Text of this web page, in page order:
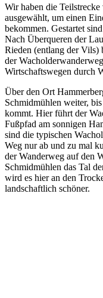
Wir haben die
ausgewählt, um einen
bekommen. Gestartet
Nach Überqueren der
Rieden (entlang der
der
Wirtschaftswegen durch
Über den Ort
Schmidmühlen weiter,
kommt. Hier führt der
Fußpfad am sonnigen
sind die typischen
Weg nur ab und zu mal
der Wanderweg auf den
Schmidmühlen das Tal
wird es hier an den
landschaftlich schöner.